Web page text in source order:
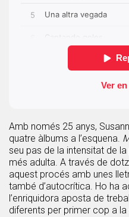
Amb només 25 anys,
quatre àlbums a l’esquena.
seu pas de la intensitat de
més adulta. A través de
aquest procés amb unes
també d’autocrítica. Ho ha
l’enriquidora aposta de
diferents per primer cop a